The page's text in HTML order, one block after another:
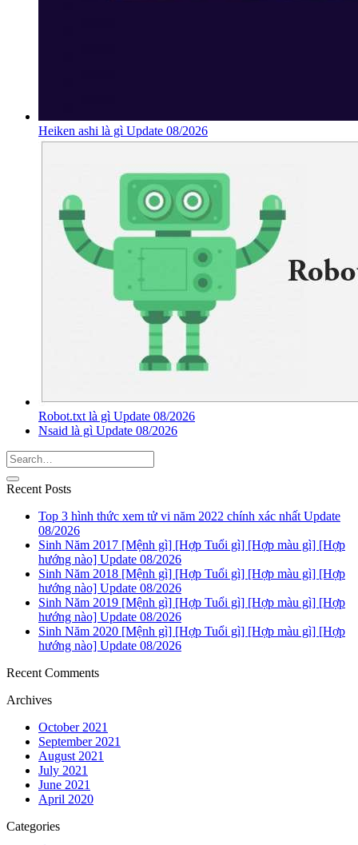
Heiken ashi là gì Update 08/2026
Robot.txt là gì Update 08/2026
Nsaid là gì Update 08/2026
Recent Posts
Top 3 hình thức xem tử vi năm 2022 chính xác nhất Update
08/2026
Sinh Năm 2017 [Mệnh gì] [Hợp Tuổi gì] [Hợp màu gì] [Hợp
hướng nào] Update 08/2026
Sinh Năm 2018 [Mệnh gì] [Hợp Tuổi gì] [Hợp màu gì] [Hợp
hướng nào] Update 08/2026
Sinh Năm 2019 [Mệnh gì] [Hợp Tuổi gì] [Hợp màu gì] [Hợp
hướng nào] Update 08/2026
Sinh Năm 2020 [Mệnh gì] [Hợp Tuổi gì] [Hợp màu gì] [Hợp
hướng nào] Update 08/2026
Recent Comments
Archives
October 2021
September 2021
August 2021
July 2021
June 2021
April 2020
Categories